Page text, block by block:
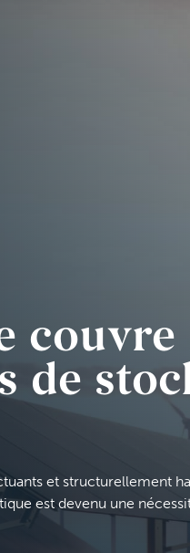
couvre
de
et structurellement
est devenu une